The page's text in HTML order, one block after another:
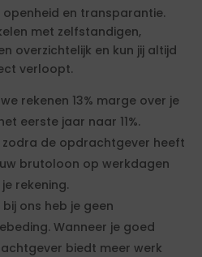
openheid en transparantie.
met zelfstandigen,
overzichtelijk en kun jij altijd
verloopt.
we rekenen 13% marge over je
eerste jaar naar 11%.
zodra de opdrachtgever heeft
brutoloon op werkdagen
rekening.
bij ons heb je geen
Wanneer je goed
biedt meer werk